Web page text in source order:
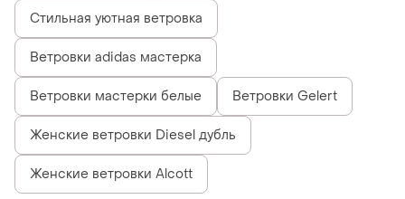
Стильная уютная ветровка
Ветровки adidas мастерка
Ветровки мастерки белые Ветровки Gelert
Женские ветровки Diesel дубль
Женские ветровки Alcott